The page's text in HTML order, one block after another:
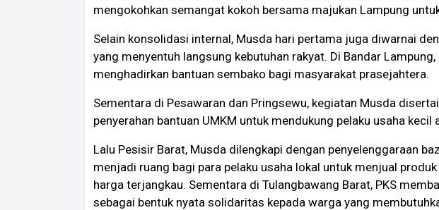
mengokohkan semangat kokoh bersama majukan Lampung
Selain konsolidasi internal, Musda hari pertama juga diwarnai
yang menyentuh langsung kebutuhan rakyat. Di Bandar Lampung,
menghadirkan bantuan sembako bagi masyarakat prasejahtera.
Sementara di Pesawaran dan Pringsewu, kegiatan Musda
penyerahan bantuan UMKM untuk mendukung pelaku usaha kecil
Lalu Pesisir Barat, Musda dilengkapi dengan penyelenggaraan
menjadi ruang bagi para pelaku usaha lokal untuk menjual
harga terjangkau. Sementara di Tulangbawang Barat, PKS
sebagai bentuk nyata solidaritas kepada warga yang